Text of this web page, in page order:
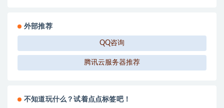
外部推荐
QQ咨询
腾讯云服务器推荐
不知道玩什么？试着点点标签吧！